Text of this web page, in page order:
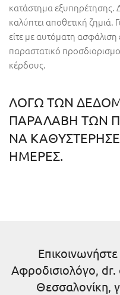
κατάστημα εξυπηρέτησης.
καλύπτει αποθετική
είτε με αυτόματη ασφάλιση
παραστατικό
κέρδους.
ΛΟΓΩ ΤΩΝ
ΠΑΡΑΛΑΒΗ ΤΩΝ
ΝΑ
ΗΜΕΡΕΣ.
Αφροδισιολόγο, dr.
Θεσσαλονίκη,